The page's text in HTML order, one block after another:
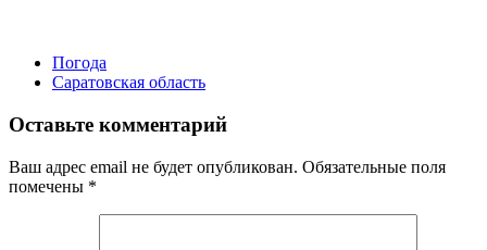
Погода
Саратовская область
Оставьте комментарий
Ваш адрес email не будет опубликован. Обязательные поля
помечены *